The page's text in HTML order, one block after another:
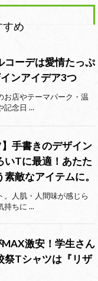
すめ
コーデは愛情たっぷ
ンアイデア3つ
お店やテーマパーク・温
記念日 ...
】手書きのデザイン
いTに最適！あたた
敵なアイテムに。
。人肌・人間味が感じら
持ちに ...
激安！学生さん
祭Tシャツは『リザ